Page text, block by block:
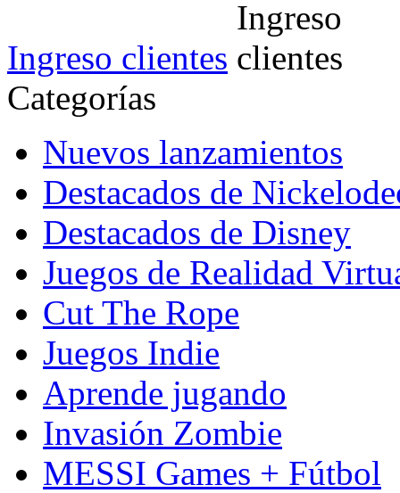
Ingreso clientes
Categorías
Nuevos lanzamientos
Destacados de
Destacados de Disney
Juegos de Realidad
Cut The Rope
Juegos Indie
Aprende jugando
Invasión Zombie
MESSI Games + Fútbol